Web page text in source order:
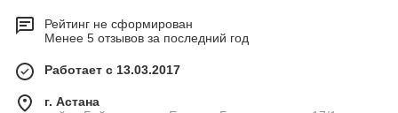
Рейтинг не сформирован
Менее 5 отзывов за последний год
Работает с 13.03.2017
г. Астана